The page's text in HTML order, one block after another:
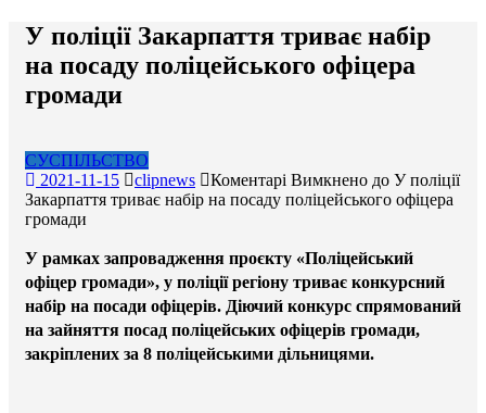
У поліції Закарпаття триває набір
на посаду поліцейського офіцера
громади
СУСПІЛЬСТВО
2021-11-15
clipnews Коментарі Вимкнено до У поліції
Закарпаття триває набір на посаду поліцейського офіцера
громади
У рамках запровадження проєкту «Поліцейський
офіцер громади», у поліції регіону триває конкурсний
набір на посади офіцерів. Діючий конкурс спрямований
на зайняття посад поліцейських офіцерів громади,
закріплених за 8 поліцейськими дільницями.